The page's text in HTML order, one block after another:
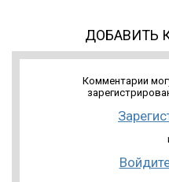
ДОБАВИТЬ
Комментарии